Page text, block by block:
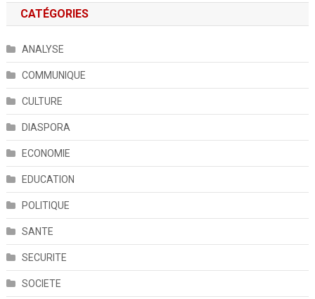
CATÉGORIES
ANALYSE
COMMUNIQUE
CULTURE
DIASPORA
ECONOMIE
EDUCATION
POLITIQUE
SANTE
SECURITE
SOCIETE